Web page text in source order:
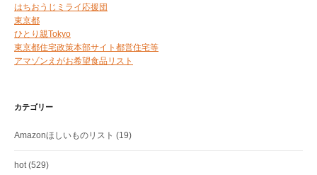
はちおうじミライ応援団
東京都
ひとり親Tokyo
東京都住宅政策本部サイト都営住宅等
アマゾンえがお希望食品リスト
カテゴリー
Amazonほしいものリスト (19)
hot(529)